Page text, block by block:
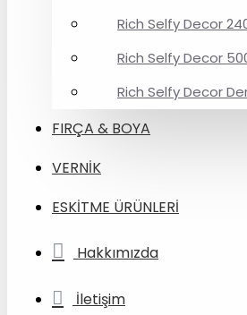
Rich Selfy Decor
Rich Selfy Decor
Rich Selfy Decor
FIRÇA & BOYA
VERNİK
ESKİTME ÜRÜNLERİ
Hakkımızda
İletişim